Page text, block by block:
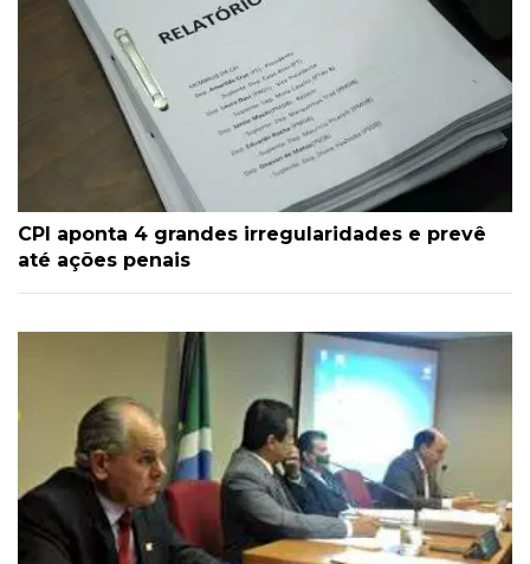
CPI aponta 4 grandes irregularidades e prevê
até ações penais